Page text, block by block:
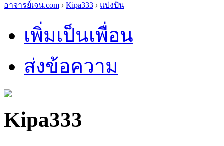
อาจารย์เจน.com › Kipa333 › แบ่งปัน
เพิ่มเป็นเพื่อน
ส่งข้อความ
Kipa333